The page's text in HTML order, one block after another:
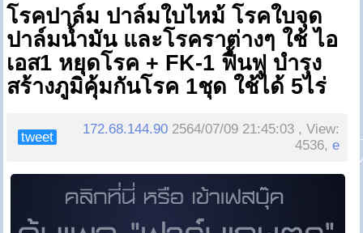
โรคปาล์ม ปาล์มใบไหม้ โรคใบจุด
ปาล์มน้ำมัน และโรคราต่างๆ ใช้ ไอ
เอส1 หยุดโรค + FK-1 ฟื้นฟู บำรุง
สร้างภูมิคุ้มกันโรค 1ชุด ใช้ได้ 5ไร่
tweet
172.68.144.90 2564/07/09 21:45:03 , View:
4536,e